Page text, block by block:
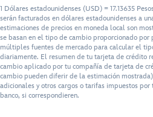
1 Dólares estadounidenses (USD) = 17.13635
serán facturados en dólares estadounidenses a
estimaciones de precios en moneda local son
se basan en el tipo de cambio proporcionado
múltiples fuentes de mercado para calcular el
diariamente. El resumen de tu tarjeta de crédito
cambio aplicado por tu compañía de tarjeta de
cambio pueden diferir de la estimación
adicionales y otros cargos o tarifas impuestos
banco, si correspondieren.